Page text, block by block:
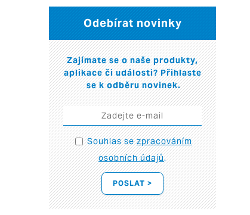
Odebírat novinky
Zajímate se o naše produkty,
aplikace či události? Přihlaste
se k odběru novinek.
Souhlas sezpracováním
osobních údajů.
POSLAT >